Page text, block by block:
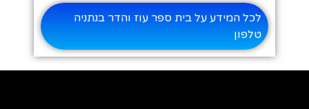
לכל המידע על בית ספר עוז והדר בנתניה
טלפון